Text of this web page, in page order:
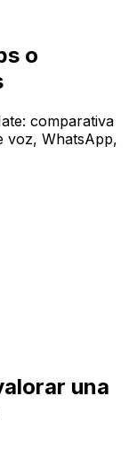
o
comparativa
voz, WhatsApp,
una